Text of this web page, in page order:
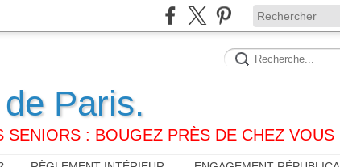
Paris.
SENIORS : BOUGEZ PRÈS DE CHEZ VOUS